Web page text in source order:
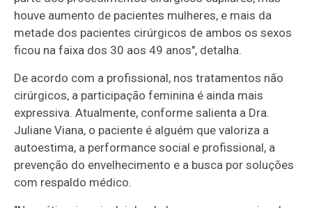
houve aumento de pacientes mulheres, e mais da
metade dos pacientes cirúrgicos de ambos os sexos
ficou na faixa dos 30 aos 49 anos", detalha.
De acordo com a profissional, nos tratamentos não
cirúrgicos, a participação feminina é ainda mais
expressiva. Atualmente, conforme salienta a Dra.
Juliane Viana, o paciente é alguém que valoriza a
autoestima, a performance social e profissional, a
prevenção do envelhecimento e a busca por soluções
com respaldo médico.